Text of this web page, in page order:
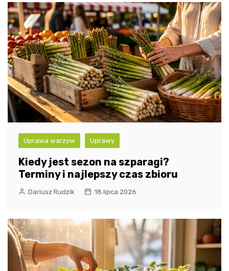
Uprawa warzyw Uprawy
Kiedy jest sezon na szparagi?
Terminy i najlepszy czas zbioru
Dariusz Rudzik 18 lipca 2026